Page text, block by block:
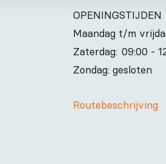
OPENINGSTIJDEN
Maandag t/m
Zaterdag: 09:00 -
Zondag: gesloten
Routebeschrijving